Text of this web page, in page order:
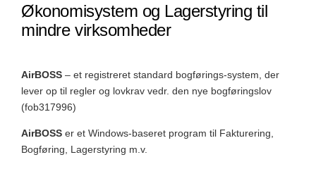
Økonomisystem og Lagerstyring til
mindre virksomheder
AirBOSS – et registreret standard bogførings-system, der
lever op til regler og lovkrav vedr. den nye bogføringslov
(fob317996)
AirBOSS er et Windows-baseret program til Fakturering,
Bogføring, Lagerstyring m.v.